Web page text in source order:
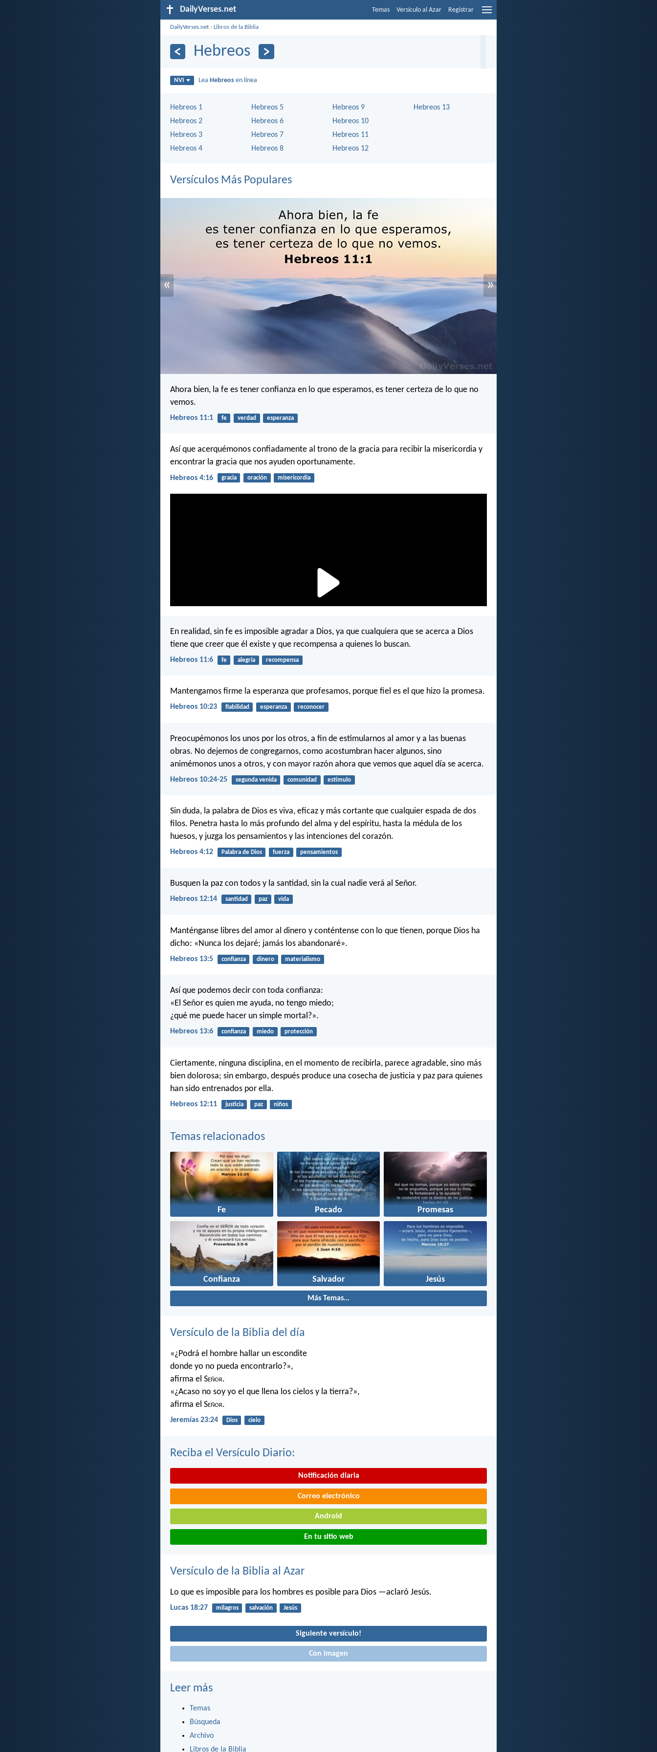
DailyVerses.net Temas Versículo al Azar Registrar
DailyVerses.net ›Libros de la Biblia
Hebreos
NVI Lea Hebreos en línea
Hebreos 1
Hebreos 2
Hebreos 3
Hebreos 4
Hebreos 5
Hebreos 6
Hebreos 7
Hebreos 8
Hebreos 9
Hebreos 10
Hebreos 11
Hebreos 12
Hebreos 13
Versículos Más Populares
« »
Ahora bien, la fe es tener confianza en lo que esperamos, es tener certeza de lo que no
vemos.
Hebreos 11:1 fe verdad esperanza
Así que acerquémonos confiadamente al trono de la gracia para recibir la misericordia y
encontrar la gracia que nos ayuden oportunamente.
Hebreos 4:16 gracia oración misericordia
En realidad, sin fe es imposible agradar a Dios, ya que cualquiera que se acerca a Dios
tiene que creer que él existe y que recompensa a quienes lo buscan.
Hebreos 11:6 fe alegría recompensa
Mantengamos firme la esperanza que profesamos, porque fiel es el que hizo la promesa.
Hebreos 10:23 fiabilidad esperanza reconocer
Preocupémonos los unos por los otros, a fin de estimularnos al amor y a las buenas
obras. No dejemos de congregarnos, como acostumbran hacer algunos, sino
animémonos unos a otros, y con mayor razón ahora que vemos que aquel día se acerca.
Hebreos 10:24-25 segunda venida comunidad estímulo
Sin duda, la palabra de Dios es viva, eficaz y más cortante que cualquier espada de dos
filos. Penetra hasta lo más profundo del alma y del espíritu, hasta la médula de los
huesos, y juzga los pensamientos y las intenciones del corazón.
Hebreos 4:12 Palabra de Dios fuerza pensamientos
Busquen la paz con todos y la santidad, sin la cual nadie verá al Señor.
Hebreos 12:14 santidad paz vida
Manténganse libres del amor al dinero y conténtense con lo que tienen, porque Dios ha
dicho: «Nunca los dejaré; jamás los abandonaré».
Hebreos 13:5 confianza dinero materialismo
Así que podemos decir con toda confianza:
«El Señor es quien me ayuda, no tengo miedo;
¿qué me puede hacer un simple mortal?».
Hebreos 13:6 confianza miedo protección
Ciertamente, ninguna disciplina, en el momento de recibirla, parece agradable, sino más
bien dolorosa; sin embargo, después produce una cosecha de justicia y paz para quienes
han sido entrenados por ella.
Hebreos 12:11 justicia paz niños
Temas relacionados
Fe Pecado Promesas
Confianza Salvador Jesús
Más Temas...
Versículo de la Biblia del día
«¿Podrá el hombre hallar un escondite
donde yo no pueda encontrarlo?»,
afirma el Señor.
«¿Acaso no soy yo el que llena los cielos y la tierra?»,
afirma el Señor.
Jeremías 23:24 Dios cielo
Reciba el Versículo Diario:
Notificación diaria
Correo electrónico
Android
En tu sitio web
Versículo de la Biblia al Azar
Lo que es imposible para los hombres es posible para Dios —aclaró Jesús.
Lucas 18:27 milagros salvación Jesús
Siguiente versículo!
Con imagen
Leer más
Temas
Búsqueda
Archivo
Libros de la Biblia